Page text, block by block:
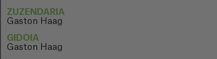
ZUZENDARIA
Gaston Haag
GIDOIA
Gaston Haag